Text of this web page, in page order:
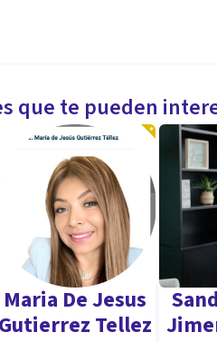
que te pueden
Maria De Jesus
Gutierrez Tellez